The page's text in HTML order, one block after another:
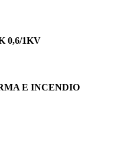
0,6/1KV
E INCENDIO